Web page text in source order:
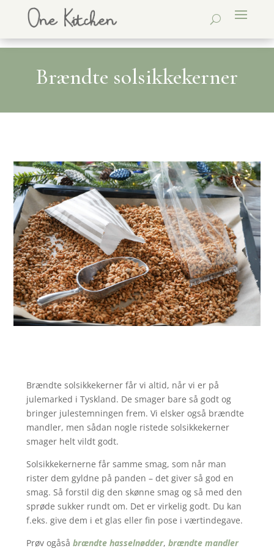
Brændte solsikkekerner
Brændte solsikkekerner får vi altid, når vi er på
julemarked i Tyskland. De smager bare så godt og
bringer julestemningen frem. Vi elsker også brændte
mandler, men sådan nogle ristede solsikkekerner
smager helt vildt godt.
Solsikkekernerne får samme smag, som når man
rister dem gyldne på panden – det giver så god en
smag. Så forstil dig den skønne smag og så med den
sprøde sukker rundt om. Det er virkelig godt. Du kan
f.eks. give dem i et glas eller fin pose i værtindegave.
Prøv ogåså brændte hasselnødder, brændte mandler